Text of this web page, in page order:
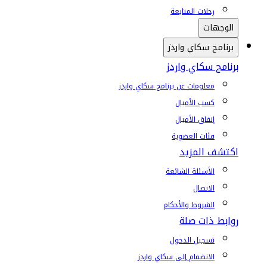
رحلات المتابعة
الوجهات
برنامج سكاي واردز
برنامج سكاي واردز
معلومات عن برنامج سكاي واردز
كسب الأميال
إنفاق الأميال
فئات العضوية
اكتشف المزيد
الأسئلة الشائعة
الاتصال
الشروط والأحكام
روابط ذات صلة
تسجيل الدخول
الانضمام إلى سكاي واردز